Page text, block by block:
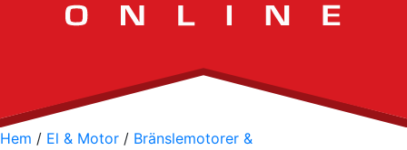
Hem / El & Motor / Bränslemotorer &